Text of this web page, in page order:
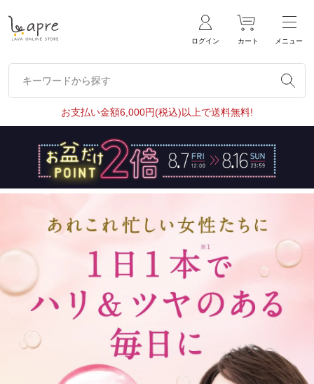
ログイン カート メニュー
キーワードから探す
キーワードから探す
お支払い金額6,000円(税込)以上で送料無料!